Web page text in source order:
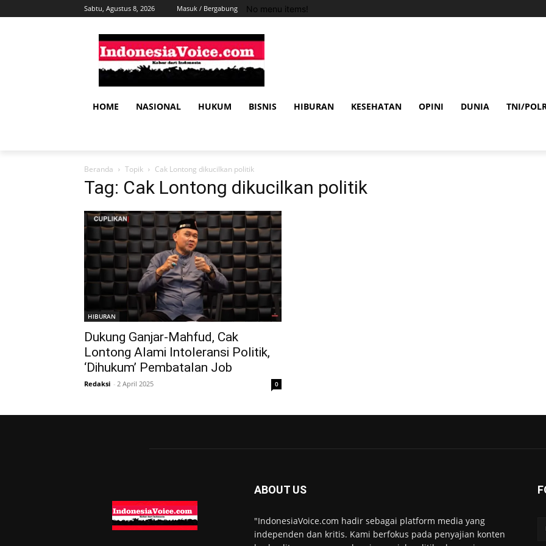
Sabtu, Agustus 8, 2026 Masuk / Bergabung No menu items!
HOME NASIONAL HUKUM BISNIS HIBURAN KESEHATAN OPINI DUNIA TNI/
Beranda Topik Cak Lontong dikucilkan politik
Tag: Cak Lontong dikucilkan politik
HIBURAN
Dukung Ganjar-Mahfud, Cak
Lontong Alami Intoleransi Politik,
‘Dihukum’ Pembatalan Job
Redaksi - 2 April 2025 0
ABOUT US
"IndonesiaVoice.com hadir sebagai platform media yang
independen dan kritis. Kami berfokus pada penyajian konten